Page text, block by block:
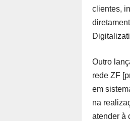
clientes,
Outro
rede ZF
em
na
atender à